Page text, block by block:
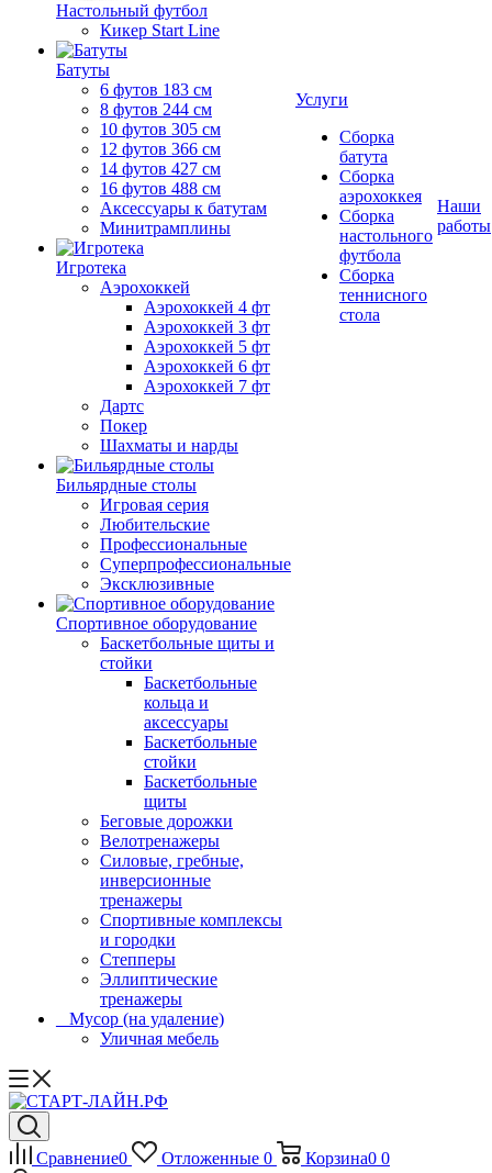
Настольный футбол
Кикер Start Line
Батуты
6 футов 183 см
8 футов 244 см
10 футов 305 см
12 футов 366 см
14 футов 427 см
16 футов 488 см
Аксессуары к батутам
Минитрамплины
Игротека
Аэрохоккей
Аэрохоккей 4 фт
Аэрохоккей 3 фт
Аэрохоккей 5 фт
Аэрохоккей 6 фт
Аэрохоккей 7 фт
Дартс
Покер
Шахматы и нарды
Бильярдные столы
Игровая серия
Любительские
Профессиональные
Суперпрофессиональные
Эксклюзивные
Спортивное оборудование
Баскетбольные щиты и
стойки
Баскетбольные
кольца и
аксессуары
Баскетбольные
стойки
Баскетбольные
щиты
Беговые дорожки
Велотренажеры
Силовые, гребные,
инверсионные
тренажеры
Спортивные комплексы
и городки
Степперы
Эллиптические
тренажеры
_ Мусор (на удаление)
Уличная мебель
Услуги
Сборка
батута
Сборка
аэрохоккея
Сборка
настольного
футбола
Сборка
теннисного
стола
Наши
работы
Сравнение0 Отложенные 0 Корзина0 0